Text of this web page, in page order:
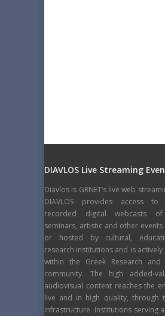
DIAVLOS Live Streaming
Diavlos is GRNET’s live web
DIAVLOS provides access
recorded digital webcasts of
seminars, artistic and other
or hosted by cultural,
research institutions and is
within the Greek Research and
community. The high added-
audiovisual content reaches the
live and in high quality, through
infrastructure. Institutions serving